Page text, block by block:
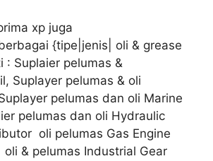
xp juga
{tipe|jenis| oli & grease
: Suplaier pelumas &
Suplayer pelumas & oli
pelumas dan oli Marine
pelumas dan oli Hydraulic
oli pelumas Gas Engine
& pelumas Industrial Gear